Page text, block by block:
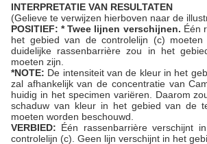
INTERPRETATIE VAN RESULTATEN
(Gelieve te verwijzen hierboven naar de
POSITIEF: * Twee lijnen verschijnen. Één
het gebied van de controlelijn (c)
duidelijke rassenbarrière zou in het
moeten zijn.
*NOTE: De intensiteit van de kleur in het
zal afhankelijk van de concentratie van
huidig in het specimen variëren. Daarom
schaduw van kleur in het gebied van de
moeten worden beschouwd.
VERBIED: Één rassenbarrière verschijnt
controlelijn (c). Geen lijn verschijnt in het